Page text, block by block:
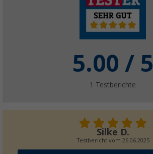
5.00 / 5
1 Testberichte
Silke D.
Testbericht vom 26.06.2025